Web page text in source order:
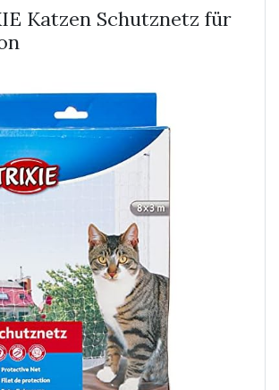
Katzen Schutznetz für